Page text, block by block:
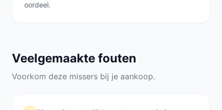
oordeel.
Veelgemaakte fouten
Voorkom deze missers bij je aankoop.